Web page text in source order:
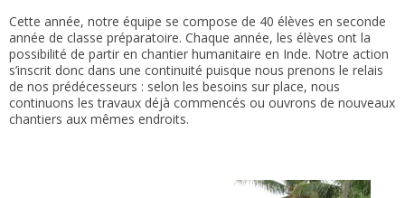
Cette année, notre équipe se compose de 40 élèves en seconde
année de classe préparatoire. Chaque année, les élèves ont la
possibilité de partir en chantier humanitaire en Inde. Notre action
s’inscrit donc dans une continuité puisque nous prenons le relais
de nos prédécesseurs : selon les besoins sur place, nous
continuons les travaux déjà commencés ou ouvrons de nouveaux
chantiers aux mêmes endroits.